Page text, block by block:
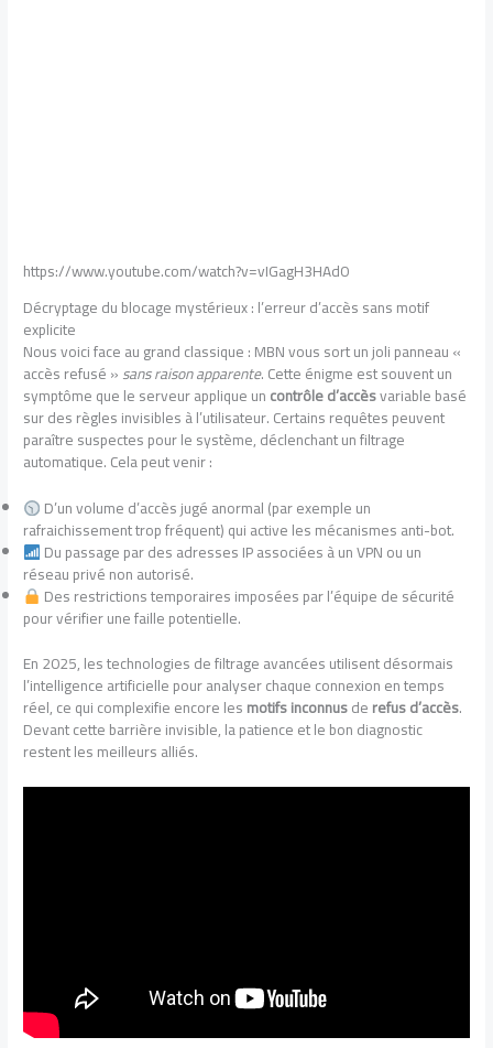
https://www.youtube.com/watch?v=vIGagH3HAd0
Décryptage du blocage mystérieux : l’erreur d’accès sans motif
explicite
Nous voici face au grand classique : MBN vous sort un joli panneau «
accès refusé »sans raison apparente. Cette énigme est souvent un
symptôme que le serveur applique uncontrôle d’accèsvariable basé
sur des règles invisibles à l’utilisateur. Certains requêtes peuvent
paraître suspectes pour le système, déclenchant un filtrage
automatique. Cela peut venir :
D’un volume d’accès jugé anormal (par exemple un
rafraichissement trop fréquent) qui active les mécanismes anti-bot.
Du passage par des adresses IP associées à un VPN ou un
réseau privé non autorisé.
Des restrictions temporaires imposées par l’équipe de sécurité
pour vérifier une faille potentielle.
En 2025, les technologies de filtrage avancées utilisent désormais
l’intelligence artificielle pour analyser chaque connexion en temps
réel, ce qui complexifie encore lesmotifs inconnusderefus d’accès.
Devant cette barrière invisible, la patience et le bon diagnostic
restent les meilleurs alliés.